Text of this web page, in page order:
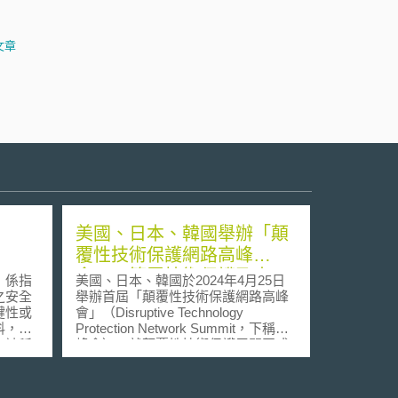
章
指
安全
性或
，在
被稱
，保
美國、日本、韓國舉辦「顛
覆性技術保護網路高峰
會」，簽署技術保護及出口
管制合作意向書
美國、日本、韓國於2024年4月25日
舉辦首屆「顛覆性技術保護網路高峰
會」（Disruptive Technology
Protection Network Summit，下稱高
峰會），就顛覆性技術保護展開正式
合作。 此高峰會係為履行三國於2023